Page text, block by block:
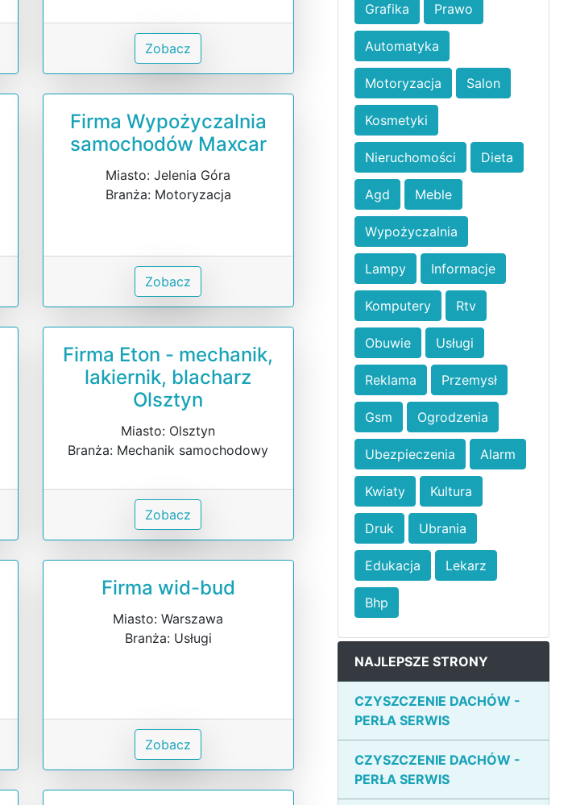
Zobacz
Firma Wypożyczalnia
samochodów Maxcar
Miasto: Jelenia Góra
Branża: Motoryzacja
Zobacz
Firma Eton - mechanik,
lakiernik, blacharz
Olsztyn
Miasto: Olsztyn
Branża: Mechanik samochodowy
Zobacz
Firma wid-bud
Miasto: Warszawa
Branża: Usługi
Zobacz
Grafika Prawo
Automatyka
Motoryzacja Salon
Kosmetyki
Nieruchomości Dieta
Agd Meble
Wypożyczalnia
Lampy Informacje
Komputery Rtv
Obuwie Usługi
Reklama Przemysł
Gsm Ogrodzenia
Ubezpieczenia Alarm
Kwiaty Kultura
Druk Ubrania
Edukacja Lekarz
Bhp
NAJLEPSZE STRONY
CZYSZCZENIE DACHÓW -
PERŁA SERWIS
CZYSZCZENIE DACHÓW -
PERŁA SERWIS